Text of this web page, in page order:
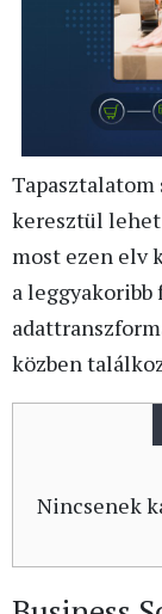
keresztül
most ezen elv
a
közben
Nincsenek